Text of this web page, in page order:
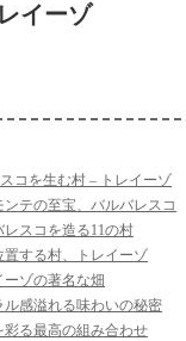
レイーゾ
コを生む村 – トレイーゾ
ンテの至宝、バルバレスコ
レスコを造る11の村
置する村、トレイーゾ
ーゾの著名な畑
ル感溢れる味わいの秘密
彩る最高の組み合わせ